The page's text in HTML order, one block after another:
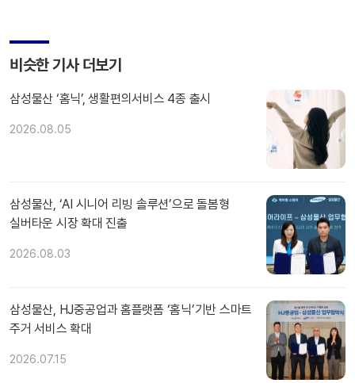
비슷한 기사 더보기
삼성물산 ‘홈닉’, 생활편의서비스 4종 출시
2026.08.05
삼성물산, ‘AI 시니어 리빙 솔루션’으로 돌봄형
실버타운 시장 확대 진출
2026.08.03
삼성물산, HJ중공업과 홈플랫폼 ‘홈닉’기반 스마트
주거 서비스 확대
2026.07.15